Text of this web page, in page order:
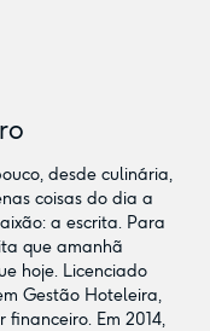
desde culinária,
coisas do dia a
a escrita. Para
que amanhã
hoje. Licenciado
Gestão Hoteleira,
Em 2014,